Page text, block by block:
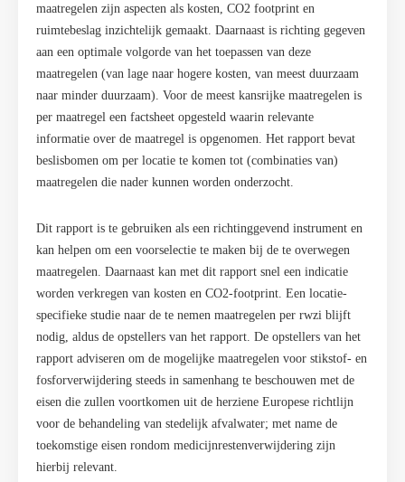
maatregelen zijn aspecten als kosten, CO2 footprint en
ruimtebeslag inzichtelijk gemaakt. Daarnaast is richting gegeven
aan een optimale volgorde van het toepassen van deze
maatregelen (van lage naar hogere kosten, van meest duurzaam
naar minder duurzaam). Voor de meest kansrijke maatregelen is
per maatregel een factsheet opgesteld waarin relevante
informatie over de maatregel is opgenomen. Het rapport bevat
beslisbomen om per locatie te komen tot (combinaties van)
maatregelen die nader kunnen worden onderzocht.
Dit rapport is te gebruiken als een richtinggevend instrument en
kan helpen om een voorselectie te maken bij de te overwegen
maatregelen. Daarnaast kan met dit rapport snel een indicatie
worden verkregen van kosten en CO2-footprint. Een locatie-
specifieke studie naar de te nemen maatregelen per rwzi blijft
nodig, aldus de opstellers van het rapport. De opstellers van het
rapport adviseren om de mogelijke maatregelen voor stikstof- en
fosforverwijdering steeds in samenhang te beschouwen met de
eisen die zullen voortkomen uit de herziene Europese richtlijn
voor de behandeling van stedelijk afvalwater; met name de
toekomstige eisen rondom medicijnrestenverwijdering zijn
hierbij relevant.